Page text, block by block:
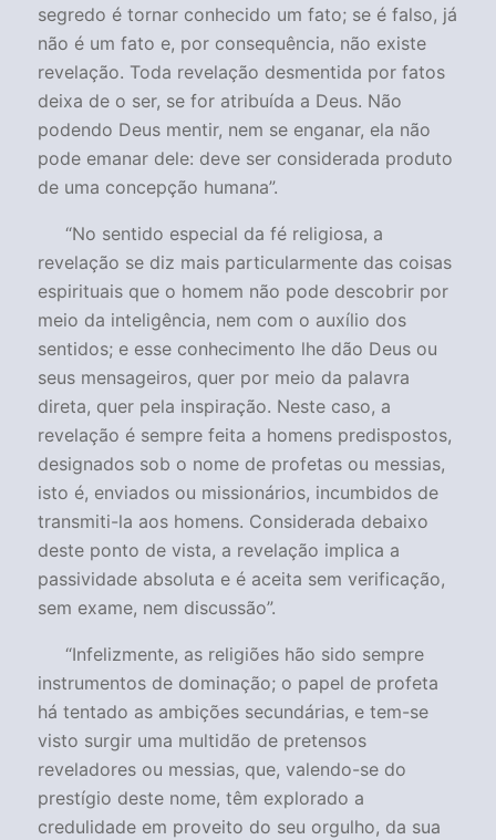
segredo é tornar conhecido um fato; se é falso, já
não é um fato e, por consequência, não existe
revelação. Toda revelação desmentida por fatos
deixa de o ser, se for atribuída a Deus. Não
podendo Deus mentir, nem se enganar, ela não
pode emanar dele: deve ser considerada produto
de uma concepção humana”.
“No sentido especial da fé religiosa, a
revelação se diz mais particularmente das coisas
espirituais que o homem não pode descobrir por
meio da inteligência, nem com o auxílio dos
sentidos; e esse conhecimento lhe dão Deus ou
seus mensageiros, quer por meio da palavra
direta, quer pela inspiração. Neste caso, a
revelação é sempre feita a homens predispostos,
designados sob o nome de profetas ou messias,
isto é, enviados ou missionários, incumbidos de
transmiti-la aos homens. Considerada debaixo
deste ponto de vista, a revelação implica a
passividade absoluta e é aceita sem verificação,
sem exame, nem discussão”.
“Infelizmente, as religiões hão sido sempre
instrumentos de dominação; o papel de profeta
há tentado as ambições secundárias, e tem-se
visto surgir uma multidão de pretensos
reveladores ou messias, que, valendo-se do
prestígio deste nome, têm explorado a
credulidade em proveito do seu orgulho, da sua